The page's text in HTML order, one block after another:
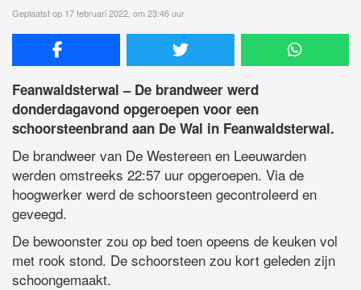
Geplaatst op 17 februari 2022, om 23:46 uur
Feanwaldsterwal – De brandweer werd
donderdagavond opgeroepen voor een
schoorsteenbrand aan De Wal in Feanwaldsterwal.
De brandweer van De Westereen en Leeuwarden
werden omstreeks 22:57 uur opgeroepen. Via de
hoogwerker werd de schoorsteen gecontroleerd en
geveegd.
De bewoonster zou op bed toen opeens de keuken vol
met rook stond. De schoorsteen zou kort geleden zijn
schoongemaakt.